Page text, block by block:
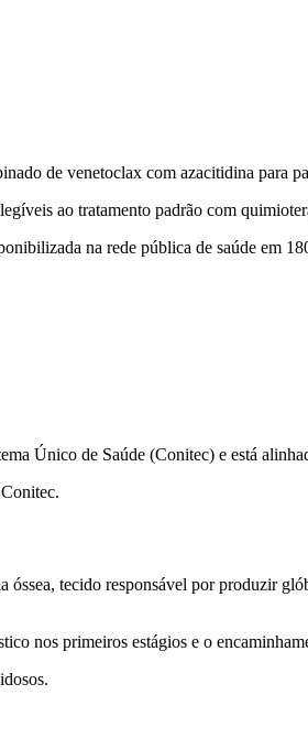
de venetoclax com azacitidina para
ao tratamento padrão com
na rede pública de saúde em
Único de Saúde (Conitec) e está
tecido responsável por produzir
nos primeiros estágios e o